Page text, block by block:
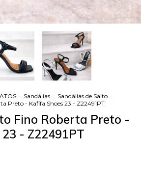
. Sandálias . Sandálias de Salto .
Preto - Kafifa Shoes 23 - Z22491PT
Fino Roberta Preto -
- Z22491PT